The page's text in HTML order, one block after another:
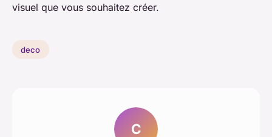
visuel que vous souhaitez créer.
deco
C